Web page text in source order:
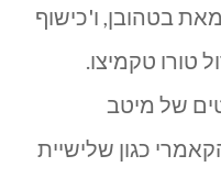
בטהובן, ו'כישוף
טורו טקמיצו.
של מיטב
כגון שלישיית